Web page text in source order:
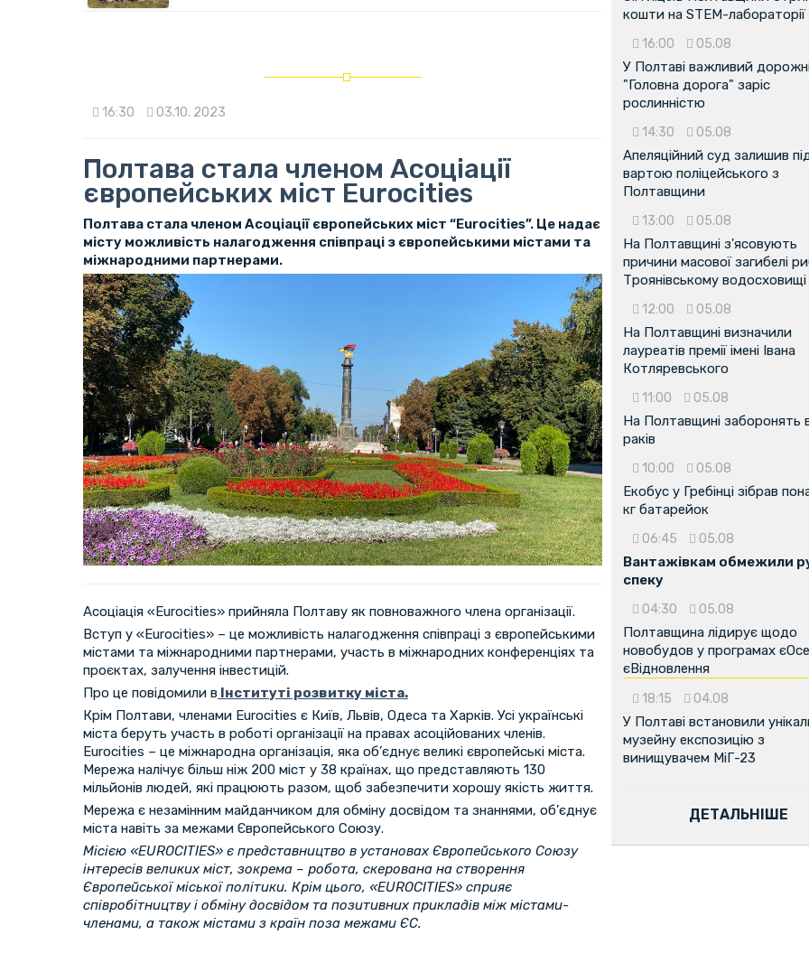
16:30 03.10. 2023
Полтава стала членом Асоціації
європейських міст Eurocities
Полтава стала членом Асоціації європейських міст “Eurocities”. Це надає
місту можливість налагодження співпраці з європейськими містами та
міжнародними партнерами.
Асоціація «Eurocities» прийняла Полтаву як повноважного члена організації.
Вступ у «Eurocities» – це можливість налагодження співпраці з європейськими
містами та міжнародними партнерами, участь в міжнародних конференціях та
проєктах, залучення інвестицій.
Про це повідомили в Інституті розвитку міста.
Крім Полтави, членами Eurocities є Київ, Львів, Одеса та Харків. Усі українські
міста беруть участь в роботі організації на правах асоційованих членів.
Eurocities – це міжнародна організація, яка об’єднує великі європейські міста.
Мережа налічує більш ніж 200 міст у 38 країнах, що представляють 130
мільйонів людей, які працюють разом, щоб забезпечити хорошу якість життя.
Мережа є незамінним майданчиком для обміну досвідом та знаннями, об’єднує
міста навіть за межами Європейського Союзу.
Місією «EUROCITIES» є представництво в установах Європейського Союзу
інтересів великих міст, зокрема – робота, скерована на створення
Європейської міської політики. Крім цього, «EUROCITIES» сприяє
співробітництву і обміну досвідом та позитивних прикладів між містами-
членами, а також містами з країн поза межами ЄС.
кошти на STEM-лабораторії
16:00 05.08
У Полтаві важливий
"Головна дорога" заріс
рослинністю
14:30 05.08
Апеляційний суд залишив
вартою поліцейського з
Полтавщини
13:00 05.08
На Полтавщині з'ясовують
причини масової загибелі
Троянівському водосховищі
12:00 05.08
На Полтавщині визначили
лауреатів премії імені Івана
Котляревського
11:00 05.08
На Полтавщині заборонять
раків
10:00 05.08
Екобус у Гребінці зібрав
кг батарейок
06:45 05.08
Вантажівкам обмежили
спеку
04:30 05.08
Полтавщина лідирує щодо
новобудов у програмах
єВідновлення
18:15 04.08
У Полтаві встановили
музейну експозицію з
винищувачем МіГ-23
ДЕТАЛЬНІШЕ